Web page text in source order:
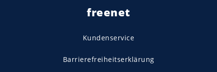
freenet
Kundenservice
Barrierefreiheitserklärung